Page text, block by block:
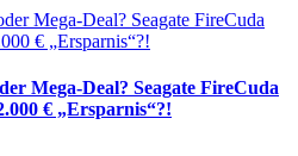
Mega-Deal? Seagate FireCuda
€ „Ersparnis“?!